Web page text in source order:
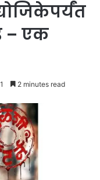
– एक
2 minutes read